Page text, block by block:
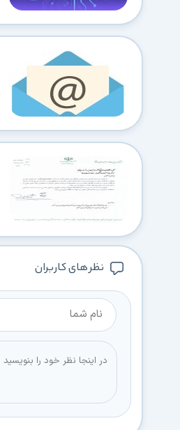
نظر های کاربران